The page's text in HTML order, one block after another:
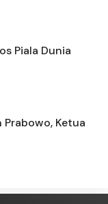
Piala Dunia
Prabowo, Ketua